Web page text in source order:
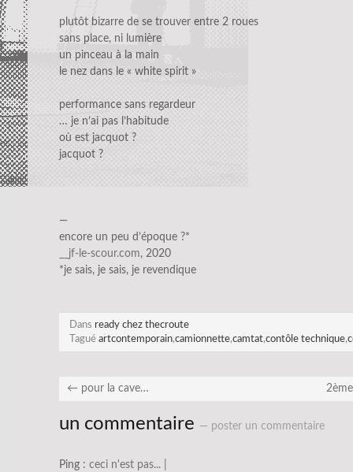
plutôt bizarre de se trouver entre 2 roues
sans place, ni lumière
un pinceau à la main
le nez dans le « white spirit »
performance sans regardeur
… je n’ai pas l’habitude
où est jacquot ?
jacquot ?
—
encore un peu d’époque ?*
__jf-le-scour.com, 2020
*je sais, je sais, je revendique
Dans ready chez thecroute
Tagué artcontemporain,camionnette,camtat,contôle technique,
← pour la cave…
un commentaire — poster un commentaire
Ping : ceci n'est pas... |